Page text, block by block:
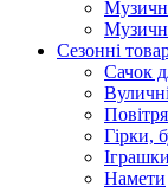
Сезонні
Сачок
Гірки,
Намети